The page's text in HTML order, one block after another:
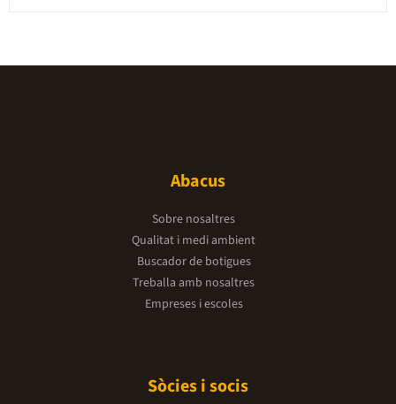
Abacus
Sobre nosaltres
Qualitat i medi ambient
Buscador de botigues
Treballa amb nosaltres
Empreses i escoles
Sòcies i socis